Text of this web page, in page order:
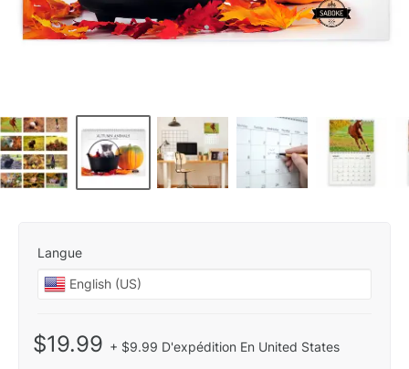
Langue
$19.99 + $9.99 D'expédition En United States